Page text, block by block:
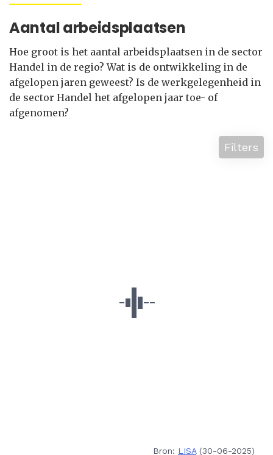
Aantal arbeidsplaatsen
Hoe groot is het aantal arbeidsplaatsen in de sector
Handel in de regio? Wat is de ontwikkeling in de
afgelopen jaren geweest? Is de werkgelegenheid in
de sector Handel het afgelopen jaar toe- of
afgenomen?
Filters
Bron: LISA(30-06-2025)